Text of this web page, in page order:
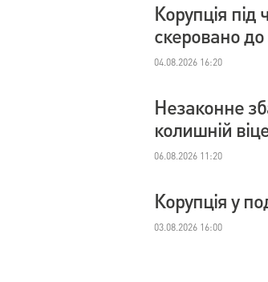
Корупція
скеровано до
04.08.2026 16:20
Незаконне
колишній
06.08.2026 11:20
Корупція у
03.08.2026 16:00